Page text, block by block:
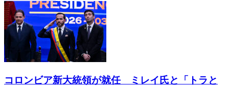
コロンビア新大統領が就任 ミレイ氏と「トラと